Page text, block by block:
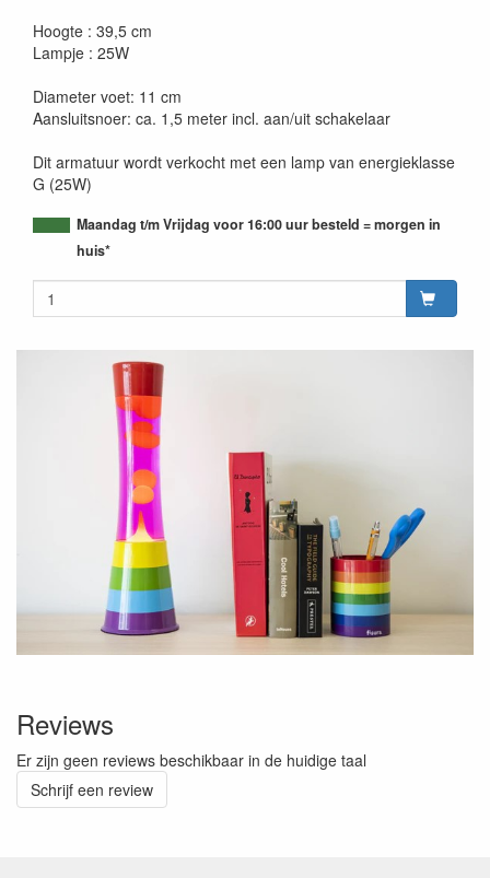
Hoogte : 39,5 cm
Lampje : 25W
Diameter voet: 11 cm
Aansluitsnoer: ca. 1,5 meter incl. aan/uit schakelaar
Dit armatuur wordt verkocht met een lamp van energieklasse
G (25W)
Maandag t/m Vrijdag voor 16:00 uur besteld = morgen in
huis*
Reviews
Er zijn geen reviews beschikbaar in de huidige taal
Schrijf een review